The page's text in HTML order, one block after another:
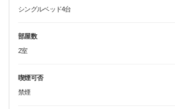
シングルベッド4台
部屋数
2室
喫煙可否
禁煙